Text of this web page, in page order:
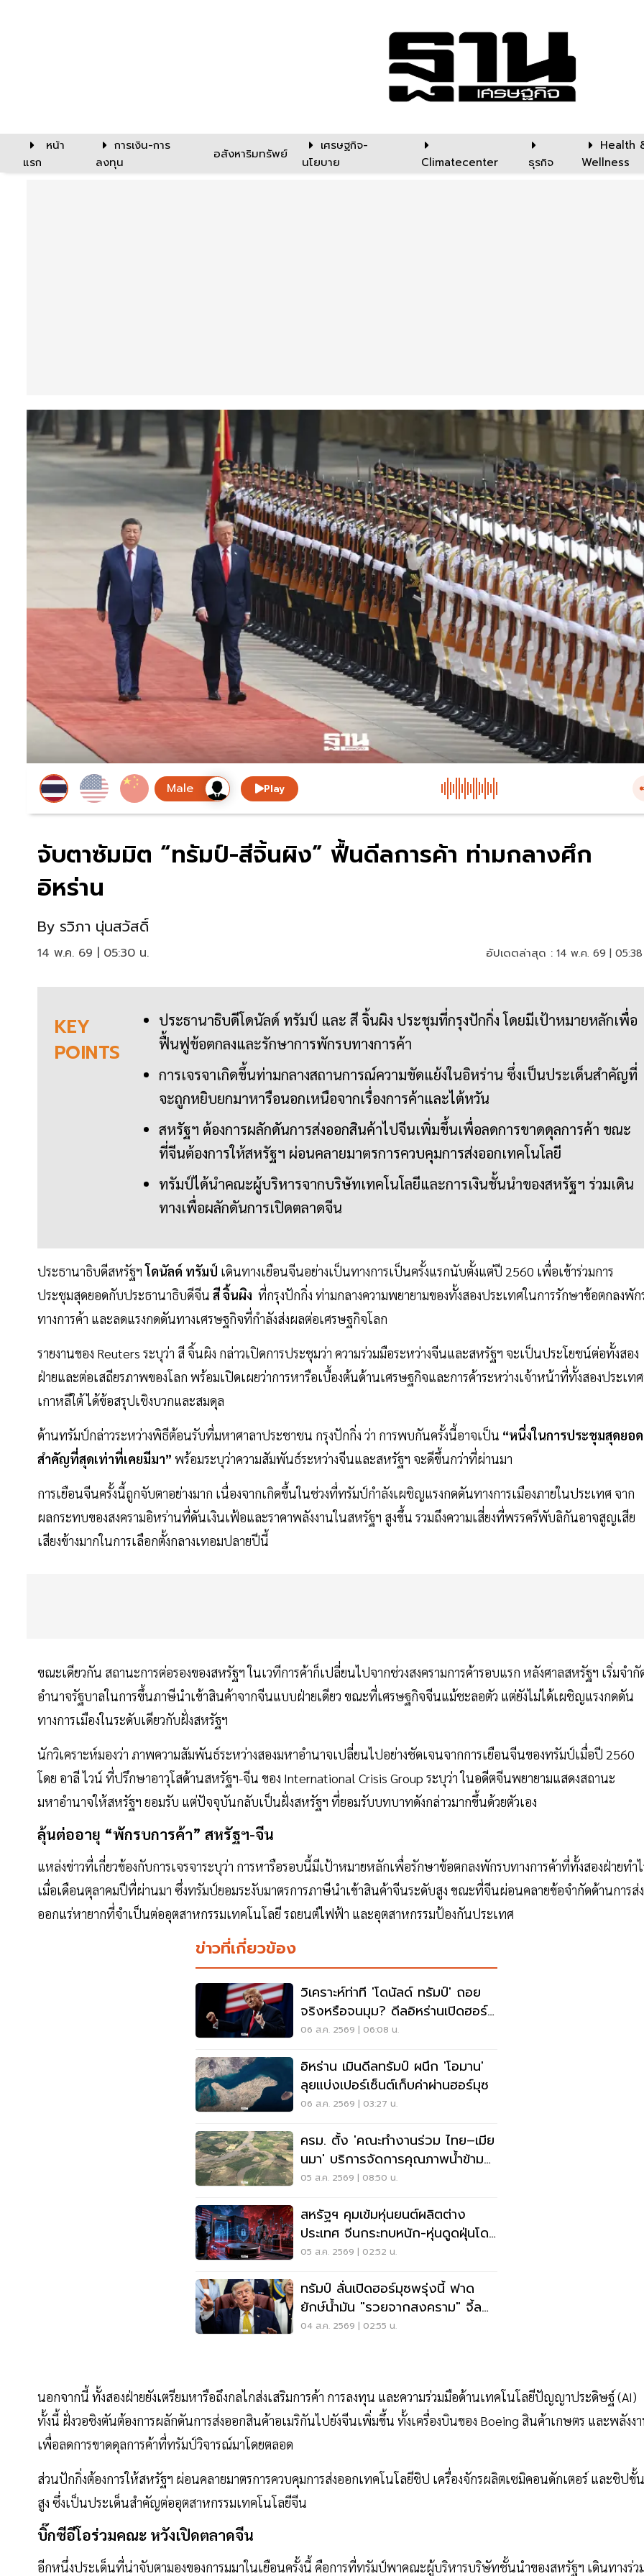
หน้า
แรก
การเงิน-การ
ลงทุน
อสังหาริมทรัพย์
เศรษฐกิจ-
นโยบาย
Climatecenter ธุรกิจ
Health
Wellness
Play
จับตาซัมมิต “ทรัมป์-สีจิ้นผิง” ฟื้นดีลการค้า ท่ามกลางศึก
อิหร่าน
By รวิภา นุ่นสวัสดิ์
14 พ.ค. 69 | 05:30 น. อัปเดตล่าสุด : 14 พ.ค. 69 |
KEY
POINTS
ประธานาธิบดีโดนัลด์ ทรัมป์ และ สี จิ้นผิง ประชุมที่กรุงปักกิ่ง โดยมีเป้าหมายหลักเพื่อ
ฟื้นฟูข้อตกลงและรักษาการพักรบทางการค้า
การเจรจาเกิดขึ้นท่ามกลางสถานการณ์ความขัดแย้งในอิหร่าน ซึ่งเป็นประเด็นสำคัญที่
จะถูกหยิบยกมาหารือนอกเหนือจากเรื่องการค้าและไต้หวัน
สหรัฐฯ ต้องการผลักดันการส่งออกสินค้าไปจีนเพิ่มขึ้นเพื่อลดการขาดดุลการค้า ขณะ
ที่จีนต้องการให้สหรัฐฯ ผ่อนคลายมาตรการควบคุมการส่งออกเทคโนโลยี
ทรัมป์ได้นำคณะผู้บริหารจากบริษัทเทคโนโลยีและการเงินชั้นนำของสหรัฐฯ ร่วมเดิน
ทางเพื่อผลักดันการเปิดตลาดจีน
ประธานาธิบดีสหรัฐฯโดนัลด์ ทรัมป์ เดินทางเยือนจีนอย่างเป็นทางการเป็นครั้งแรกนับตั้งแต่ปี 2560 เพื่อเข้าร่วมการ
ประชุมสุดยอดกับประธานาธิบดีจีน สี จิ้นผิง ที่กรุงปักกิ่ง ท่ามกลางความพยายามของทั้งสองประเทศในการรักษาข้อตกลงพั
ทางการค้า และลดแรงกดดันทางเศรษฐกิจที่กำลังส่งผลต่อเศรษฐกิจโลก
รายงานของ Reuters ระบุว่า สี จิ้นผิง กล่าวเปิดการประชุมว่า ความร่วมมือระหว่างจีนและสหรัฐฯ จะเป็นประโยชน์ต่อทั้งสอง
ฝ่ายและต่อเสถียรภาพของโลก พร้อมเปิดเผยว่าการหารือเบื้องต้นด้านเศรษฐกิจและการค้าระหว่างเจ้าหน้าที่ทั้งสองประเท
เกาหลีใต้ ได้ข้อสรุปเชิงบวกและสมดุล
ด้านทรัมป์กล่าวระหว่างพิธีต้อนรับที่มหาศาลาประชาชน กรุงปักกิ่ง ว่า การพบกันครั้งนี้อาจเป็น “หนึ่งในการประชุมสุดยอ
สำคัญที่สุดเท่าที่เคยมีมา” พร้อมระบุว่าความสัมพันธ์ระหว่างจีนและสหรัฐฯ จะดีขึ้นกว่าที่ผ่านมา
การเยือนจีนครั้งนี้ถูกจับตาอย่างมาก เนื่องจากเกิดขึ้นในช่วงที่ทรัมป์กำลังเผชิญแรงกดดันทางการเมืองภายในประเทศ จาก
ผลกระทบของสงครามอิหร่านที่ดันเงินเฟ้อและราคาพลังงานในสหรัฐฯ สูงขึ้น รวมถึงความเสี่ยงที่พรรครีพับลิกันอาจสูญเสีย
เสียงข้างมากในการเลือกตั้งกลางเทอมปลายปีนี้
ขณะเดียวกัน สถานะการต่อรองของสหรัฐฯ ในเวทีการค้าก็เปลี่ยนไปจากช่วงสงครามการค้ารอบแรก หลังศาลสหรัฐฯ เริ่มจำกั
อำนาจรัฐบาลในการขึ้นภาษีนำเข้าสินค้าจากจีนแบบฝ่ายเดียว ขณะที่เศรษฐกิจจีนแม้ชะลอตัว แต่ยังไม่ได้เผชิญแรงกดดัน
ทางการเมืองในระดับเดียวกับฝั่งสหรัฐฯ
นักวิเคราะห์มองว่า ภาพความสัมพันธ์ระหว่างสองมหาอำนาจเปลี่ยนไปอย่างชัดเจนจากการเยือนจีนของทรัมป์เมื่อปี 2560
โดย อาลี ไวน์ ที่ปรึกษาอาวุโสด้านสหรัฐฯ-จีน ของ International Crisis Group ระบุว่า ในอดีตจีนพยายามแสดงสถานะ
มหาอำนาจให้สหรัฐฯ ยอมรับ แต่ปัจจุบันกลับเป็นฝั่งสหรัฐฯ ที่ยอมรับบทบาทดังกล่าวมากขึ้นด้วยตัวเอง
ลุ้นต่ออายุ “พักรบการค้า” สหรัฐฯ-จีน
แหล่งข่าวที่เกี่ยวข้องกับการเจรจาระบุว่า การหารือรอบนี้มีเป้าหมายหลักเพื่อรักษาข้อตกลงพักรบทางการค้าที่ทั้งสองฝ่ายทำ
เมื่อเดือนตุลาคมปีที่ผ่านมา ซึ่งทรัมป์ยอมระงับมาตรการภาษีนำเข้าสินค้าจีนระดับสูง ขณะที่จีนผ่อนคลายข้อจำกัดด้านการส่ง
ออกแร่หายากที่จำเป็นต่ออุตสาหกรรมเทคโนโลยี รถยนต์ไฟฟ้า และอุตสาหกรรมป้องกันประเทศ
ข่าวที่เกี่ยวข้อง
วิเคราะห์ท่าที 'โดนัลด์ ทรัมป์' ถอย
จริงหรือจนมุม? ดีลอิหร่านเปิดฮอร์
มุซ
06 ส.ค. 2569 | 06:08 น.
อิหร่าน เมินดีลทรัมป์ ผนึก 'โอมาน'
ลุยแบ่งเปอร์เซ็นต์เก็บค่าผ่านฮอร์มุซ
06 ส.ค. 2569 | 03:27 น.
ครม. ตั้ง 'คณะทำงานร่วม ไทย–เมีย
นมา' บริการจัดการคุณภาพน้ำข้าม
แดน
05 ส.ค. 2569 | 08:50 น.
สหรัฐฯ คุมเข้มหุ่นยนต์ผลิตต่าง
ประเทศ จีนกระทบหนัก-หุ่นดูดฝุ่นโดน
ด้วย
05 ส.ค. 2569 | 02:52 น.
ทรัมป์ ลั่นเปิดฮอร์มุซพรุ่งนี้ ฟาด
ยักษ์น้ำมัน "รวยจากสงคราม" จี้ลด
ราคาด่วน
04 ส.ค. 2569 | 02:55 น.
นอกจากนี้ ทั้งสองฝ่ายยังเตรียมหารือถึงกลไกส่งเสริมการค้า การลงทุน และความร่วมมือด้านเทคโนโลยีปัญญาประดิษฐ์ (AI)
ทั้งนี้ ฝั่งวอชิงตันต้องการผลักดันการส่งออกสินค้าอเมริกันไปยังจีนเพิ่มขึ้น ทั้งเครื่องบินของ Boeing สินค้าเกษตร และพลังง
เพื่อลดการขาดดุลการค้าที่ทรัมป์วิจารณ์มาโดยตลอด
ส่วนปักกิ่งต้องการให้สหรัฐฯ ผ่อนคลายมาตรการควบคุมการส่งออกเทคโนโลยีชิป เครื่องจักรผลิตเซมิคอนดักเตอร์ และชิปขั้น
สูง ซึ่งเป็นประเด็นสำคัญต่ออุตสาหกรรมเทคโนโลยีจีน
บิ๊กซีอีโอร่วมคณะ หวังเปิดตลาดจีน
อีกหนึ่งประเด็นที่น่าจับตามองของการมมาในเยือนครั้งนี้ คือการที่ทรัมป์พาคณะผู้บริหารบริษัทชั้นนำของสหรัฐฯ เดินทางร่ว